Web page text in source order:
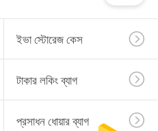
ইভা স্টোরেজ কেস
টাকার লকিং ব্যাগ
প্রসাধন ধোয়ার ব্যাগ